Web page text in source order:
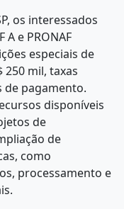
os interessados
A e PRONAF
especiais de
mil, taxas
de pagamento.
disponíveis
de
de
como
processamento e